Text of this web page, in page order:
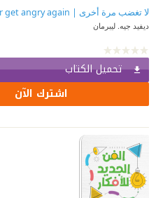
لا تغضب مرة أخرى | Never get angry again
ديفيد جيه. ليبرمان
تحميل الكتاب
اشترك الآن